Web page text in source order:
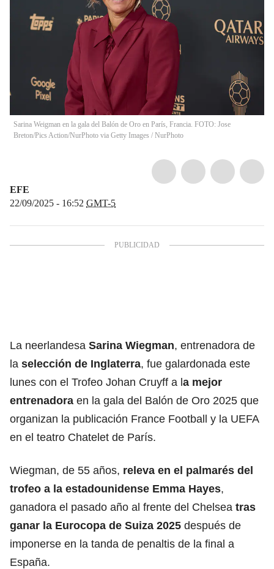
Sarina Weigman en la gala del Balón de Oro en París, Francia. FOTO: Jose
Breton/Pics Action/NurPhoto via Getty Images / NurPhoto
EFE
22/09/2025 - 16:52 GMT-5
La neerlandesa Sarina Wiegman, entrenadora de
la selección de Inglaterra, fue galardonada este
lunes con el Trofeo Johan Cruyff a la mejor
entrenadora en la gala del Balón de Oro 2025 que
organizan la publicación France Football y la UEFA
en el teatro Chatelet de París.
Wiegman, de 55 años, releva en el palmarés del
trofeo a la estadounidense Emma Hayes,
ganadora el pasado año al frente del Chelsea tras
ganar la Eurocopa de Suiza 2025 después de
imponerse en la tanda de penaltis de la final a
España.